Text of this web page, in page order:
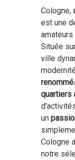
Cologne,
est une
Située
ville
quartiers
un
Cologne
notre